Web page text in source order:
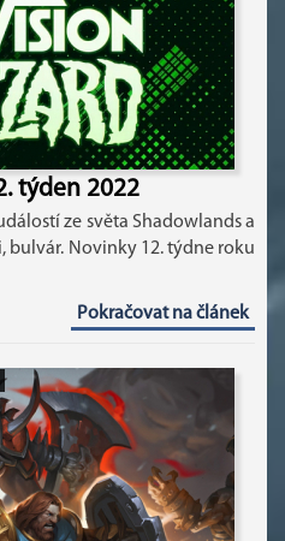
týden 2022
ze světa Shadowlands a
bulvár. Novinky 12. týdne roku
Pokračovat na článek